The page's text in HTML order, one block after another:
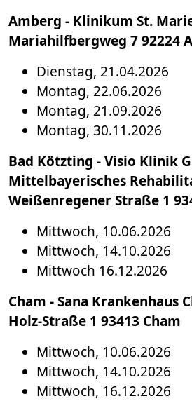
Amberg - Klinikum St.
Mariahilfbergweg 7 92224
Dienstag, 21.04.2026
Montag, 22.06.2026
Montag, 21.09.2026
Montag, 30.11.2026
Bad Kötzting - Visio Klinik
Mittelbayerisches
Weißenregener Straße 1
Mittwoch, 10.06.2026
Mittwoch, 14.10.2026
Mittwoch 16.12.2026
Cham - Sana Krankenhaus
Holz-Straße 1 93413 Cham
Mittwoch, 10.06.2026
Mittwoch, 14.10.2026
Mittwoch, 16.12.2026